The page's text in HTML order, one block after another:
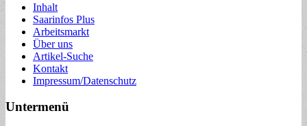
Inhalt
Saarinfos Plus
Arbeitsmarkt
Über uns
Artikel-Suche
Kontakt
Impressum/Datenschutz
Untermenü